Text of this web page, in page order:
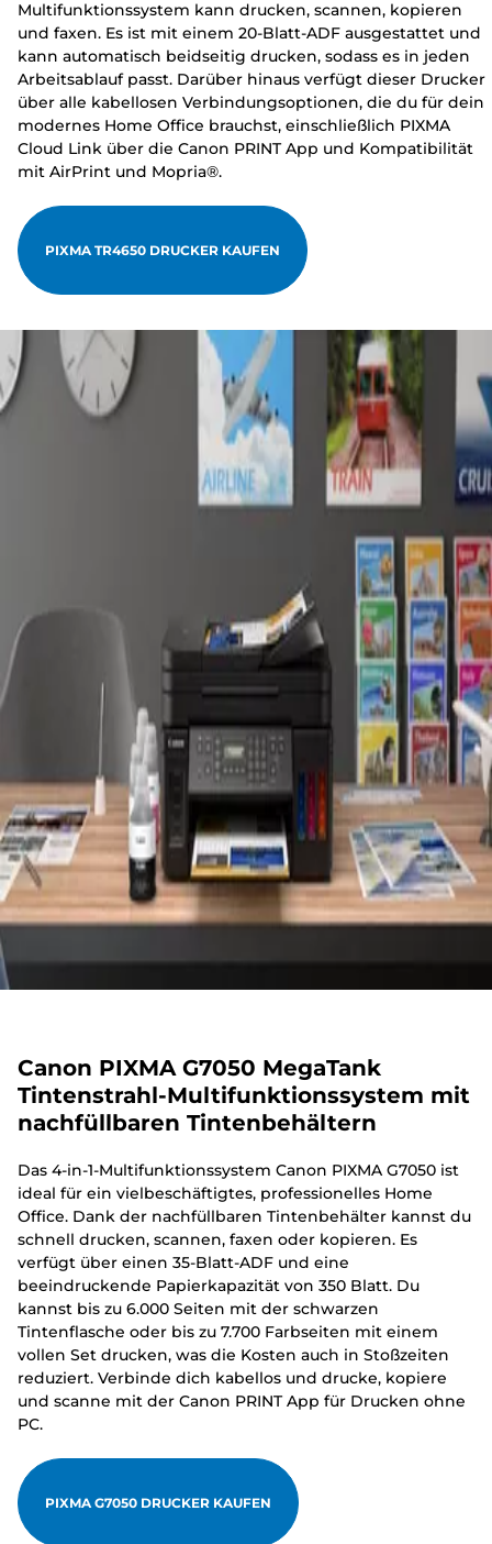
Multifunktionssystem kann drucken, scannen, kopieren
und faxen. Es ist mit einem 20-Blatt-ADF ausgestattet und
kann automatisch beidseitig drucken, sodass es in jeden
Arbeitsablauf passt. Darüber hinaus verfügt dieser Drucker
über alle kabellosen Verbindungsoptionen, die du für dein
modernes Home Office brauchst, einschließlich PIXMA
Cloud Link über die Canon PRINT App und Kompatibilität
mit AirPrint und Mopria®.
PIXMA TR4650 DRUCKER KAUFEN
Canon PIXMA G7050 MegaTank
Tintenstrahl-Multifunktionssystem mit
nachfüllbaren Tintenbehältern
Das 4-in-1-Multifunktionssystem Canon PIXMA G7050 ist
ideal für ein vielbeschäftigtes, professionelles Home
Office. Dank der nachfüllbaren Tintenbehälter kannst du
schnell drucken, scannen, faxen oder kopieren. Es
verfügt über einen 35-Blatt-ADF und eine
beeindruckende Papierkapazität von 350 Blatt. Du
kannst bis zu 6.000 Seiten mit der schwarzen
Tintenflasche oder bis zu 7.700 Farbseiten mit einem
vollen Set drucken, was die Kosten auch in Stoßzeiten
reduziert. Verbinde dich kabellos und drucke, kopiere
und scanne mit der Canon PRINT App für Drucken ohne
PC.
PIXMA G7050 DRUCKER KAUFEN